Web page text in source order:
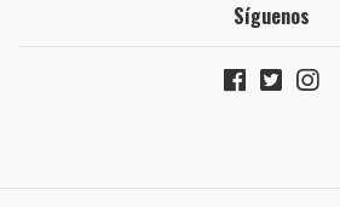
Síguenos